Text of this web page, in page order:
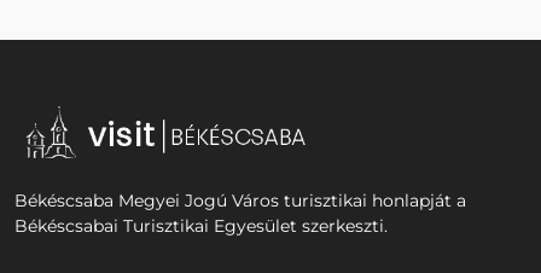
Békéscsaba Megyei Jogú Város turisztikai honlapját a
Békéscsabai Turisztikai Egyesület szerkeszti.